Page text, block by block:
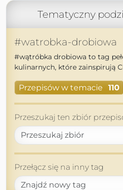
Tematyczny
#watrobka-drobiowa
#wątróbka drobiowa to tag
kulinarnych, które zainspirują
Przepisów w temacie 110
Przeszukaj ten zbiór
Przełącz się na inny tag